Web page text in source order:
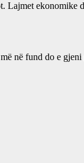
Lajmet
në fund do e